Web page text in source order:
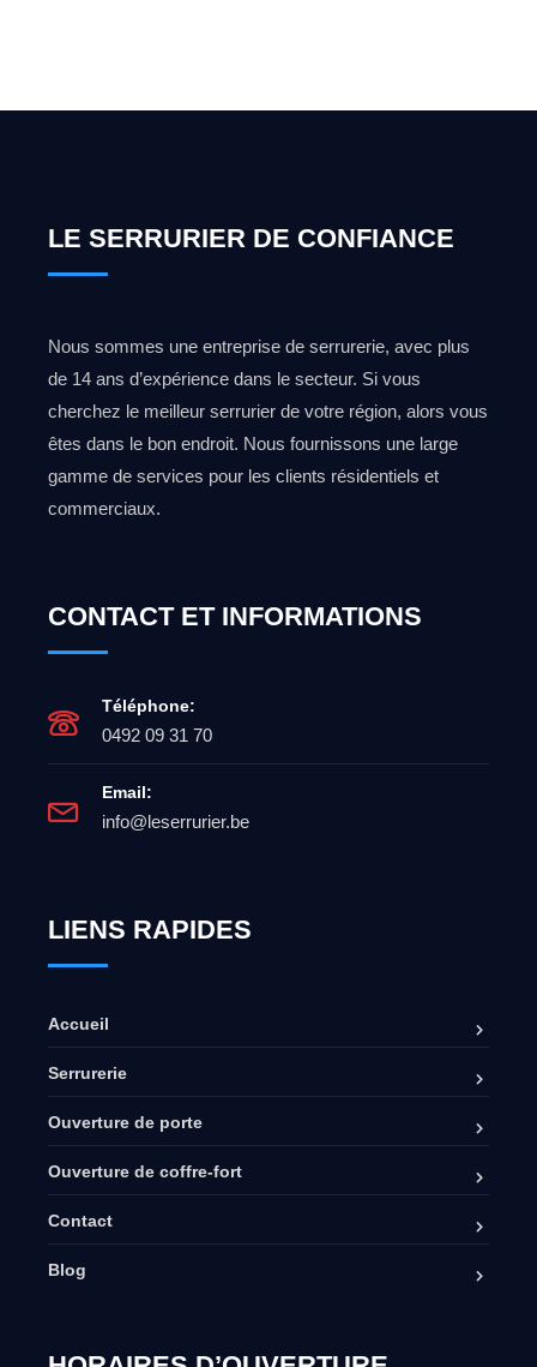
LE SERRURIER DE CONFIANCE
Nous sommes une entreprise de serrurerie, avec plus
de 14 ans d’expérience dans le secteur. Si vous
cherchez le meilleur serrurier de votre région, alors vous
êtes dans le bon endroit. Nous fournissons une large
gamme de services pour les clients résidentiels et
commerciaux.
CONTACT ET INFORMATIONS
Téléphone:
0492 09 31 70
Email:
info@leserrurier.be
LIENS RAPIDES
Accueil
Serrurerie
Ouverture de porte
Ouverture de coffre-fort
Contact
Blog